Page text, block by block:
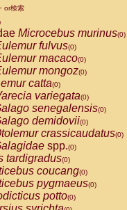
nigrivittatus
boliviensis(0)
sciureus(0)
caraya(0)
fusca(0)
seniculus
spp.(0)
belzebuth(0)
geoffroyi(0)
paniscus(0)
spp.(0)
lagothricha
lagothricha cana
calvus
cupreus
donacophilus
or検索
Microcebus murinus(0)
fulvus(0)
macaco(0)
mongoz(0)
catta(0)
variegata(0)
senegalensis(0)
demidovii(0)
crassicaudatus(0)
spp.(0)
tardigradus(0)
coucang(0)
pygmaeus(0)
potto(0)